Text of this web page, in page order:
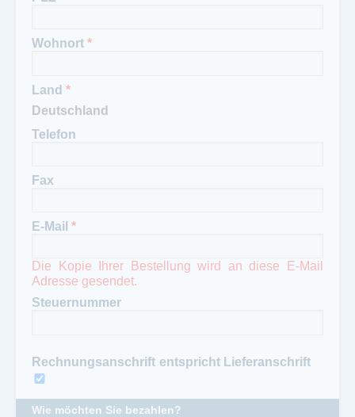
Wohnort *
Land *
Telefon
Fax
E-Mail *
Die Kopie Ihrer Bestellung wird an diese E-Mail
Adresse gesendet.
Steuernummer
Rechnungsanschrift entspricht Lieferanschrift
Wie möchten Sie bezahlen?